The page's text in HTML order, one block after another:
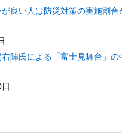
が良い人は防災対策の実施割
陣氏による「富士見舞台」の